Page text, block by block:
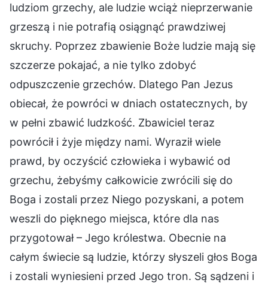
ludziom grzechy, ale ludzie wciąż nieprzerwanie
grzeszą i nie potrafią osiągnąć prawdziwej
skruchy. Poprzez zbawienie Boże ludzie mają się
szczerze pokajać, a nie tylko zdobyć
odpuszczenie grzechów. Dlatego Pan Jezus
obiecał, że powróci w dniach ostatecznych, by
w pełni zbawić ludzkość. Zbawiciel teraz
powrócił i żyje między nami. Wyraził wiele
prawd, by oczyścić człowieka i wybawić od
grzechu, żebyśmy całkowicie zwrócili się do
Boga i zostali przez Niego pozyskani, a potem
weszli do pięknego miejsca, które dla nas
przygotował – Jego królestwa. Obecnie na
całym świecie są ludzie, którzy słyszeli głos Boga
i zostali wyniesieni przed Jego tron. Są sądzeni i